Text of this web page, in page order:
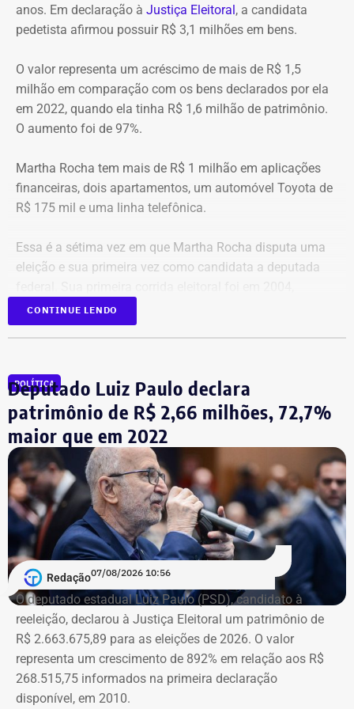
anos. Em declaração à Justiça Eleitoral, a candidata
pedetista afirmou possuir R$ 3,1 milhões em bens.
O valor representa um acréscimo de mais de R$ 1,5
milhão em comparação com os bens declarados por ela
em 2022, quando ela tinha R$ 1,6 milhão de patrimônio.
O aumento foi de 97%.
Martha Rocha tem mais de R$ 1 milhão em aplicações
financeiras, dois apartamentos, um automóvel Toyota de
R$ 175 mil e uma linha telefônica.
Essa é a sétima vez em que Martha Rocha disputa uma
eleição e sua primeira vez como candidata a deputada
quando foi candidata a vice-prefeita na chapa de Bittar
para a Prefeitura do Rio. Na época, ela não declarou bens.
acumulado dos últimos vinte anos, a expansão nominal
do patrimônio dela foi de R$ 2,9 milhões.
CONTINUE LENDO
POLÍTICA
Deputado Luiz Paulo declara
patrimônio de R$ 2,66 milhões, 72,7%
maior que em 2022
Redação07/08/2026 10:56
O deputado estadual Luiz Paulo (PSD), candidato à
reeleição, declarou à Justiça Eleitoral um patrimônio de
R$ 2.663.675,89 para as eleições de 2026. O valor
representa um crescimento de 892% em relação aos R$
268.515,75 informados na primeira declaração
disponível, em 2010.